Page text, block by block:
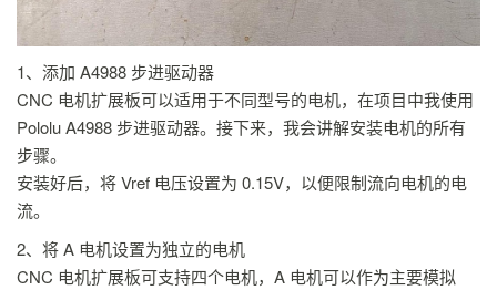
1、添加 A4988 步进驱动器
CNC 电机扩展板可以适用于不同型号的电机，在项目中我使用
Pololu A4988 步进驱动器。接下来，我会讲解安装电机的所有
步骤。
安装好后，将 Vref 电压设置为 0.15V，以便限制流向电机的电
流。
2、将 A 电机设置为独立的电机
CNC 电机扩展板可支持四个电机，A 电机可以作为主要模拟